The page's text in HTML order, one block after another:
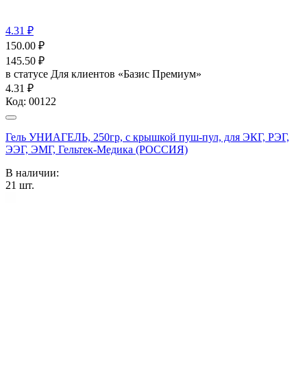
4.31 ₽
150.00 ₽
145.50 ₽
в статусе Для клиентов «Базис Премиум»
4.31 ₽
Код: 00122
Гель УНИАГЕЛЬ, 250гр, с крышкой пуш-пул, для ЭКГ, РЭГ,
ЭЭГ, ЭМГ, Гельтек-Медика (РОССИЯ)
В наличии:
21 шт.